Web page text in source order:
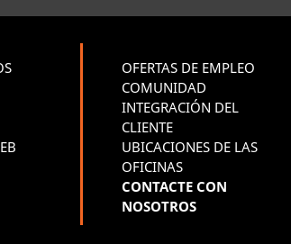
OFERTAS DE EMPLEO
COMUNIDAD
INTEGRACIÓN DEL
CLIENTE
UBICACIONES DE LAS
OFICINAS
CONTACTE CON
NOSOTROS